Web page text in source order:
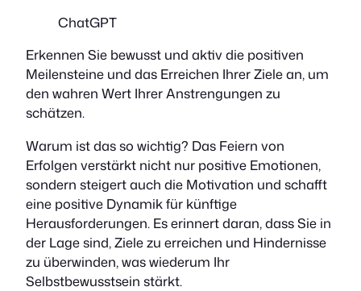
ChatGPT
Erkennen Sie bewusst und aktiv die positiven
Meilensteine und das Erreichen Ihrer Ziele an, um
den wahren Wert Ihrer Anstrengungen zu
schätzen.
Warum ist das so wichtig? Das Feiern von
Erfolgen verstärkt nicht nur positive Emotionen,
sondern steigert auch die Motivation und schafft
eine positive Dynamik für künftige
Herausforderungen. Es erinnert daran, dass Sie in
der Lage sind, Ziele zu erreichen und Hindernisse
zu überwinden, was wiederum Ihr
Selbstbewusstsein stärkt.